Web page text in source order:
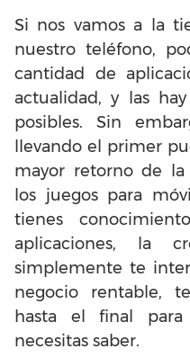
Si nos vamos a la
nuestro teléfono,
cantidad de
actualidad, y las
posibles. Sin
llevando el primer
mayor retorno de la
los juegos para
tienes
aplicaciones, la
simplemente te
negocio rentable,
hasta el final
necesitas saber.